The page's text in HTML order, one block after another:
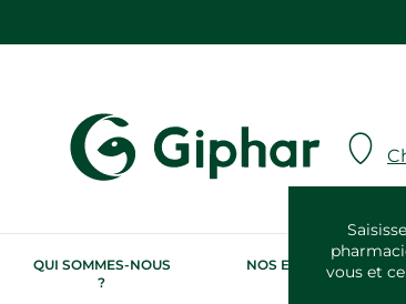
vous et
QUI SOMMES-NOUS
?
NOS ENGAGEMENTS
RSE